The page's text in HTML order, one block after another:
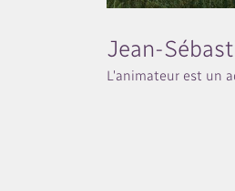
Jean-
L'animateur est un